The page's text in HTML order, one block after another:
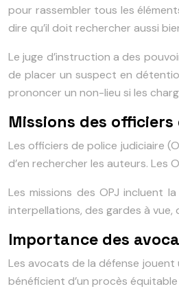
pour rassembler tous les
dire qu’il doit rechercher aussi
Le juge d’instruction a des
de placer un suspect en
prononcer un non-lieu si les
Missions des
Les officiers de police judiciaire
d’en rechercher les auteurs. Les
Les missions des OPJ incluent
interpellations, des gardes à
Importance des
Les avocats de la défense
bénéficient d’un procès